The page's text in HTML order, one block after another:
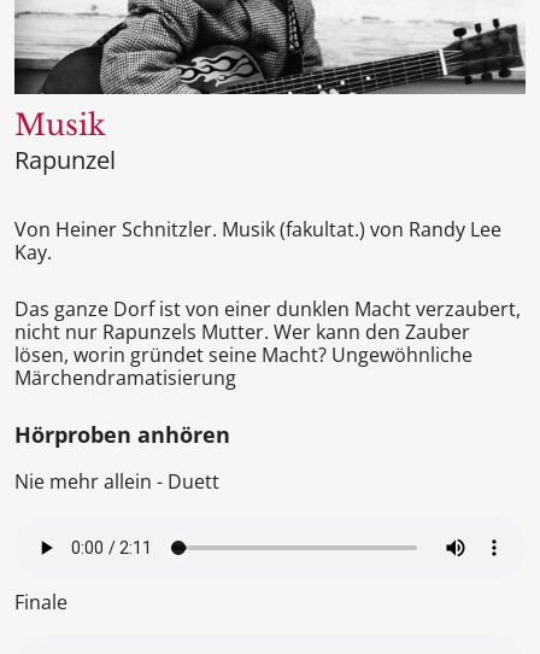
Musik
Rapunzel
Von Heiner Schnitzler. Musik (fakultat.) von Randy Lee
Kay.
Das ganze Dorf ist von einer dunklen Macht verzaubert,
nicht nur Rapunzels Mutter. Wer kann den Zauber
lösen, worin gründet seine Macht? Ungewöhnliche
Märchendramatisierung
Hörproben anhören
Nie mehr allein - Duett
Finale